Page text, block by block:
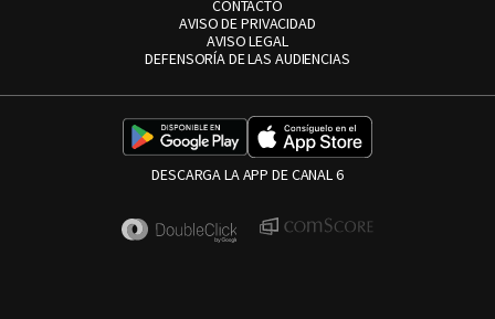
CONTACTO
AVISO DE PRIVACIDAD
AVISO LEGAL
DEFENSORÍA DE LAS AUDIENCIAS
DESCARGA LA APP DE CANAL 6